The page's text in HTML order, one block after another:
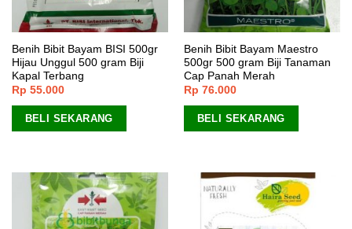
Benih Bibit Bayam BISI 500gr
Hijau Unggul 500 gram Biji
Kapal Terbang
Rp 55.000
BELI SEKARANG
Benih Bibit Bayam Maestro
500gr 500 gram Biji Tanaman
Cap Panah Merah
Rp 76.000
BELI SEKARANG